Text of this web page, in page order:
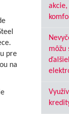
pre
na
akcie,
môžu